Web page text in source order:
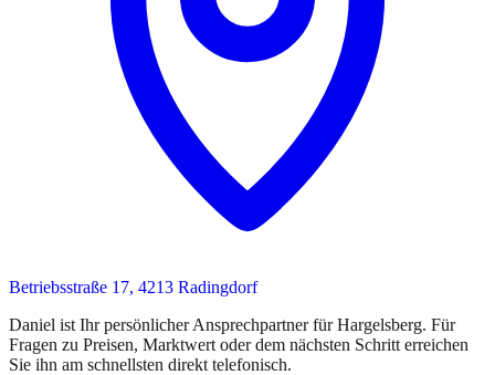
Betriebsstraße 17, 4213 Radingdorf
Daniel ist Ihr persönlicher Ansprechpartnerfür Hargelsberg. Für
Fragen zu Preisen, Marktwert oder dem nächsten Schritt erreichen
Sie ihn am schnellsten direkt telefonisch.